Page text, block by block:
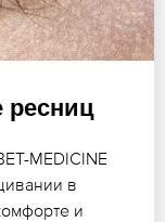
ресниц
MEDICINE
в
и